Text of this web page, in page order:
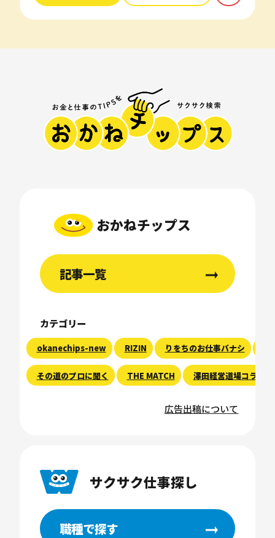
おかねチップス
記事一覧
カテゴリー
okanechips-new RIZIN りをちのお仕事バナシ
その道のプロに聞く THE MATCH 澤田経営道場コラム
広告出稿について
サクサク仕事探し
職種で探す